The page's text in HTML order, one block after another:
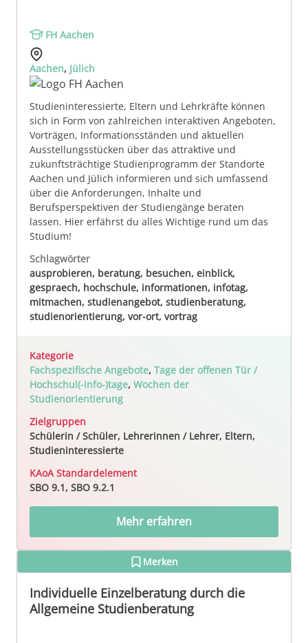
FH Aachen
Aachen, Jülich
Studieninteressierte, Eltern und Lehrkräfte können
sich in Form von zahlreichen interaktiven Angeboten,
Vorträgen, Informationsständen und aktuellen
Ausstellungsstücken über das attraktive und
zukunftsträchtige Studienprogramm der Standorte
Aachen und Jülich informieren und sich umfassend
über die Anforderungen, Inhalte und
Berufsperspektiven der Studiengänge beraten
lassen. Hier erfährst du alles Wichtige rund um das
Studium!
Schlagwörter
ausprobieren, beratung, besuchen, einblick,
gespraech, hochschule, informationen, infotag,
mitmachen, studienangebot, studienberatung,
studienorientierung, vor-ort, vortrag
Kategorie
Fachspezifische Angebote, Tage der offenen Tür /
Hochschul(-info-)tage, Wochen der
Studienorientierung
Zielgruppen
Schülerin / Schüler, Lehrerinnen / Lehrer, Eltern,
Studieninteressierte
KAoA Standardelement
SBO 9.1, SBO 9.2.1
Mehr erfahren
Merken
Individuelle Einzelberatung durch die
Allgemeine Studienberatung